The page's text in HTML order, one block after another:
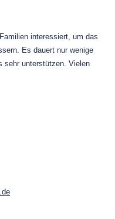
interessiert, um das
Es dauert nur wenige
sehr unterstützen. Vielen